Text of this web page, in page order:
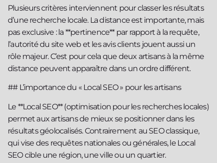
Plusieurs critères interviennent pour classer les résultats
d’une recherche locale. La distance est importante, mais
pas exclusive : la **pertinence** par rapport à la requête,
l’autorité du site web et les avis clients jouent aussi un
rôle majeur. C’est pour cela que deux artisans à la même
distance peuvent apparaître dans un ordre différent.
## L’importance du « Local SEO » pour les artisans
Le **Local SEO** (optimisation pour les recherches locales)
permet aux artisans de mieux se positionner dans les
résultats géolocalisés. Contrairement au SEO classique,
qui vise des requêtes nationales ou générales, le Local
SEO cible une région, une ville ou un quartier.